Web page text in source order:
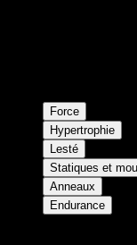
Force
Hypertrophie
Lesté
Statiques et
Anneaux
Endurance